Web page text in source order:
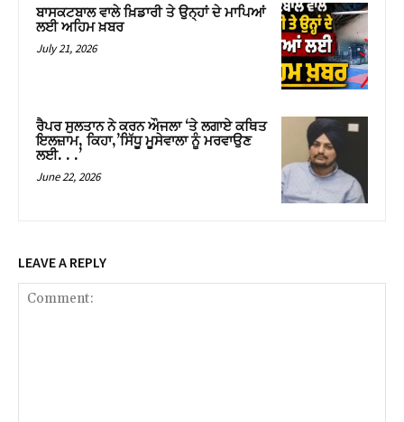
ਬਾਸਕਟਬਾਲ ਵਾਲੇ ਖ਼ਿਡਾਰੀ ਤੇ ਉਨ੍ਹਾਂ ਦੇ ਮਾਪਿਆਂ
ਲਈ ਅਹਿਮ ਖ਼ਬਰ
July 21, 2026
ਰੈਪਰ ਸੁਲਤਾਨ ਨੇ ਕਰਨ ਔਜਲਾ ‘ਤੇ ਲਗਾਏ ਕਥਿਤ
ਇਲਜ਼ਾਮ, ਕਿਹਾ,’ਸਿੱਧੂ ਮੂਸੇਵਾਲਾ ਨੂੰ ਮਰਵਾਉਣ
ਲਈ. . .’
June 22, 2026
LEAVE A REPLY